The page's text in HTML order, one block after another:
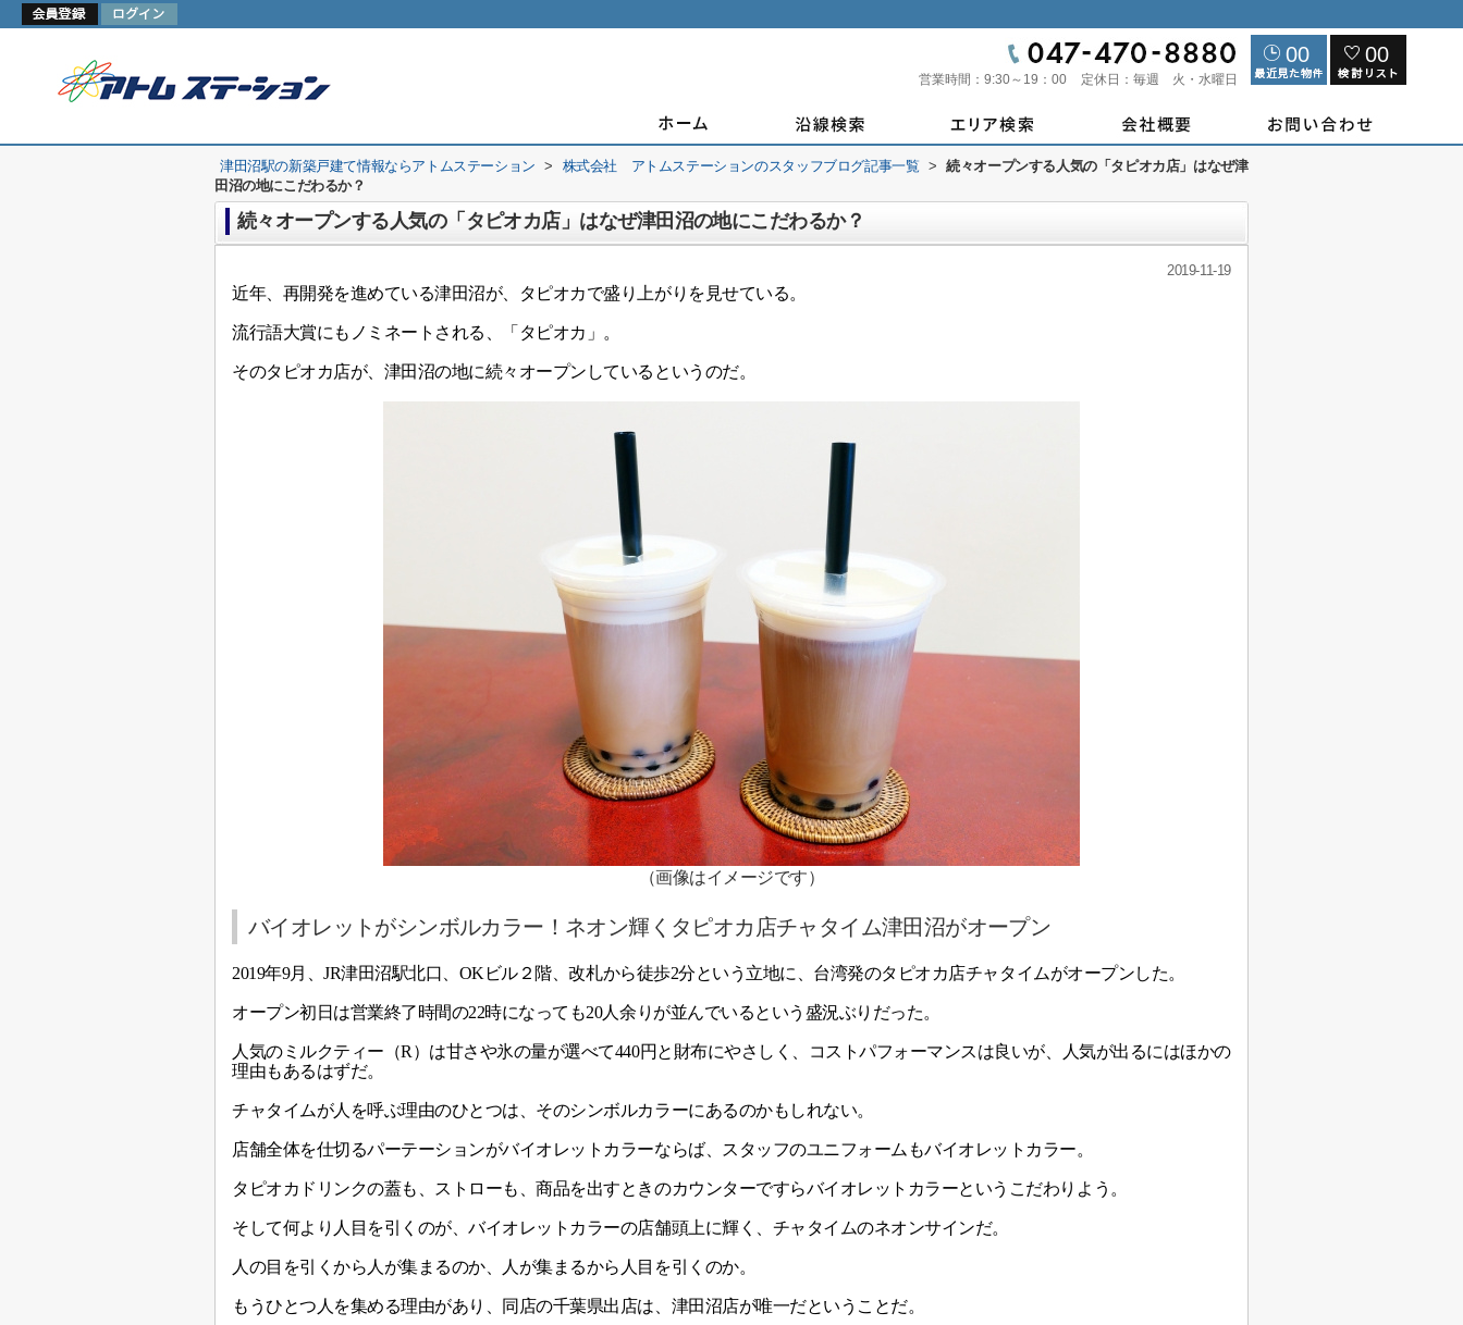
営業時間： 9:30～19：00 定休日： 毎週 火・水曜日
00 00
津田沼駅の新築戸建て情報ならアトムステーション > 株式会社 アトムステーションのスタッフブログ記事一覧 >
続々オープンする人気の「タピオカ店」はなぜ津
田沼の地にこだわるか？
続々オープンする人気の「タピオカ店」はなぜ津田沼の地にこだわるか？
2019-11-19
近年、再開発を進めている津田沼が、タピオカで盛り上がりを見せている。
流行語大賞にもノミネートされる、「タピオカ」。
そのタピオカ店が、津田沼の地に続々オープンしているというのだ。
（画像はイメージです）
バイオレットがシンボルカラー！ネオン輝くタピオカ店チャタイム津田沼がオープン
2019年9月、JR津田沼駅北口、OKビル２階、改札から徒歩2分という立地に、台湾発のタピオカ店チャタイムがオープンした。
オープン初日は営業終了時間の22時になっても20人余りが並んでいるという盛況ぶりだった。
人気のミルクティー（R）は甘さや氷の量が選べて440円と財布にやさしく、コストパフォーマンスは良いが、人気が出るにはほかの
理由もあるはずだ。
チャタイムが人を呼ぶ理由のひとつは、そのシンボルカラーにあるのかもしれない。
店舗全体を仕切るパーテーションがバイオレットカラーならば、スタッフのユニフォームもバイオレットカラー。
タピオカドリンクの蓋も、ストローも、商品を出すときのカウンターですらバイオレットカラーというこだわりよう。
そして何より人目を引くのが、バイオレットカラーの店舗頭上に輝く、チャタイムのネオンサインだ。
人の目を引くから人が集まるのか、人が集まるから人目を引くのか。
もうひとつ人を集める理由があり、同店の千葉県出店は、津田沼店が唯一だということだ。